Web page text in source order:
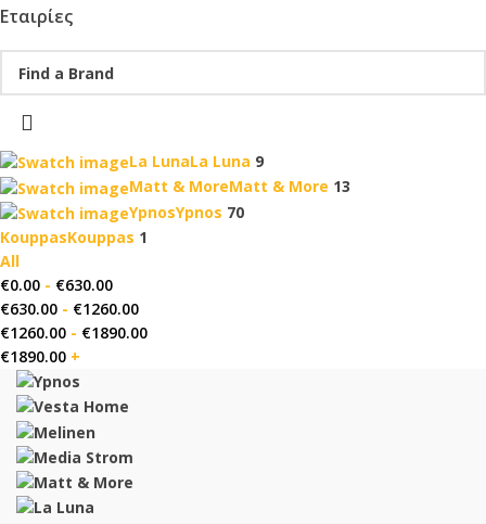
Εταιρίες
La LunaLa Luna 9
Matt & MoreMatt & More 13
YpnosYpnos 70
KouppasKouppas 1
All
€0.00 - €630.00
€630.00 - €1260.00
€1260.00 - €1890.00
€1890.00 +